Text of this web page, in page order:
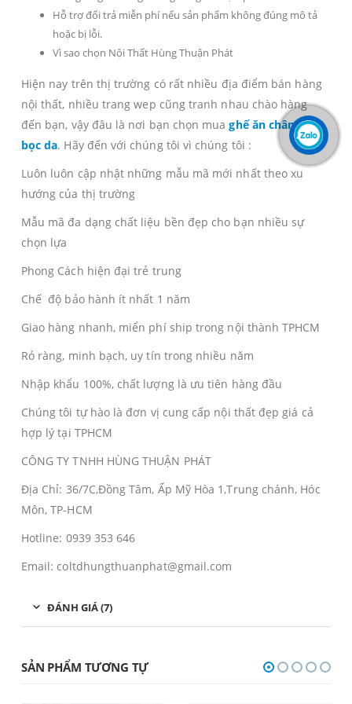
Hỗ trợ đổi trả miễn phí nếu sản phẩm không đúng mô tả
hoặc bị lỗi.
Vì sao chọn Nội Thất Hùng Thuận Phát
Hiện nay trên thị trường có rất nhiều địa điểm bán hàng
nội thất, nhiều trang wep cũng tranh nhau chào hàng
đến bạn, vậy đâu là nơi bạn chọn muaghế ăn chân sắt
bọc da. Hãy đến với chúng tôi vì chúng tôi :
Luôn luôn cập nhật những mẫu mã mới nhất theo xu
hướng của thị trường
Mẫu mã đa dạng chất liệu bền đẹp cho bạn nhiều sự
chọn lựa
Phong Cách hiện đại trẻ trung
Chế độ bảo hành ít nhất 1 năm
Giao hàng nhanh, miển phí ship trong nội thành TPHCM
Rỏ ràng, minh bạch, uy tín trong nhiều năm
Nhập khẩu 100%, chất lượng là ưu tiên hàng đầu
Chúng tôi tự hào là đơn vị cung cấp nội thất đẹp giá cả
hợp lý tại TPHCM
CÔNG TY TNHH HÙNG THUẬN PHÁT
Địa Chỉ: 36/7C,Đồng Tâm, Ấp Mỹ Hòa 1,Trung chánh, Hóc
Môn, TP-HCM
Hotline: 0939 353 646
Email: coltdhungthuanphat@gmail.com
ĐÁNH GIÁ (7)
SẢN PHẨM TƯƠNG TỰ